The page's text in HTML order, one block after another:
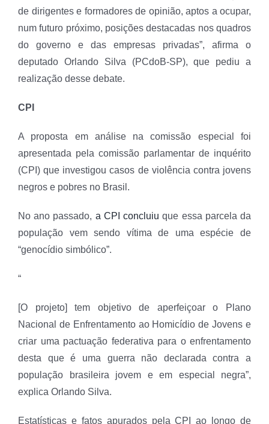
de dirigentes e formadores de opinião, aptos a ocupar,
num futuro próximo, posições destacadas nos quadros
do governo e das empresas privadas”, afirma o
deputado Orlando Silva (PCdoB-SP), que pediu a
realização desse debate.
CPI
A proposta em análise na comissão especial foi
apresentada pela comissão parlamentar de inquérito
(CPI) que investigou casos de violência contra jovens
negros e pobres no Brasil.
No ano passado, a CPI concluiu que essa parcela da
população vem sendo vítima de uma espécie de
“genocídio simbólico”.
“
[O projeto] tem objetivo de aperfeiçoar o Plano
Nacional de Enfrentamento ao Homicídio de Jovens e
criar uma pactuação federativa para o enfrentamento
desta que é uma guerra não declarada contra a
população brasileira jovem e em especial negra”,
explica Orlando Silva.
Estatísticas e fatos apurados pela CPI ao longo de